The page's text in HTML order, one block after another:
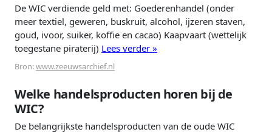
De WIC verdiende geld met: Goederenhandel (onder
meer textiel, geweren, buskruit, alcohol, ijzeren staven,
goud, ivoor, suiker, koffie en cacao) Kaapvaart (wettelijk
toegestane piraterij) Lees verder »
Bron:www.zeeuwsarchief.nl
Welke handelsproducten horen bij de
WIC?
De belangrijkste handelsproducten van de oude WIC